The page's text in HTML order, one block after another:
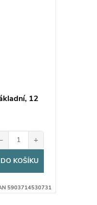
12
+
DO KOŠÍKU
5903714530731